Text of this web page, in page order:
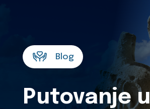
Blog
Putovanje u